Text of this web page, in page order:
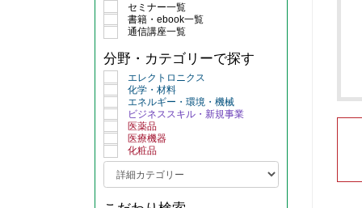
セミナー一覧
書籍・ebook一覧
通信講座一覧
分野・カテゴリーで探す
エレクトロニクス
化学・材料
エネルギー・環境・機械
ビジネススキル・新規事業
医薬品
医療機器
化粧品